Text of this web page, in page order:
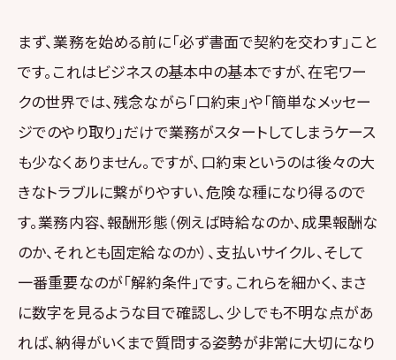
まず、業務を始める前に「必ず書面で契約を交わす」こと
です。これはビジネスの基本中の基本ですが、在宅ワー
クの世界では、残念ながら「口約束」や「簡単なメッセー
ジでのやり取り」だけで業務がスタートしてしまうケース
も少なくありません。ですが、口約束というのは後々の大
きなトラブルに繋がりやすい、危険な種になり得るので
す。業務内容、報酬形態（例えば時給なのか、成果報酬な
のか、それとも固定給なのか）、支払いサイクル、そして
一番重要なのが「解約条件」です。これらを細かく、まさ
に数字を見るような目で確認し、少しでも不明な点があ
れば、納得がいくまで質問する姿勢が非常に大切になり